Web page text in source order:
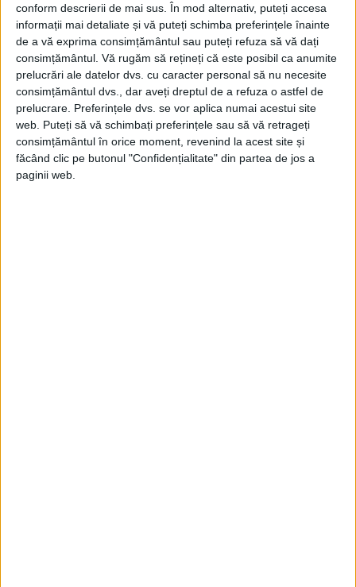
conform descrierii de mai sus. În mod alternativ, puteți accesa
informații mai detaliate și vă puteți schimba preferințele înainte
de a vă exprima consimțământul sau puteți refuza să vă dați
consimțământul. Vă rugăm să rețineți că este posibil ca anumite
prelucrări ale datelor dvs. cu caracter personal să nu necesite
consimțământul dvs., dar aveți dreptul de a refuza o astfel de
prelucrare. Preferințele dvs. se vor aplica numai acestui site
web. Puteți să vă schimbați preferințele sau să vă retrageți
consimțământul în orice moment, revenind la acest site și
făcând clic pe butonul "Confidențialitate" din partea de jos a
paginii web.
a lipsei de echipament necesar și a apărării
dure a Rusiei.
UNII OFICIALI AU SUGERAT CĂ AR FI
TIMPUL CA UCRAINA SĂ NEGOCIEZE
CU RUSIA, MAI DEGRABĂ DECÂT SĂ
PRELUNGEASCĂ IMPASUL ACTUAL
Cu toate acestea, experții sunt îngrijorați